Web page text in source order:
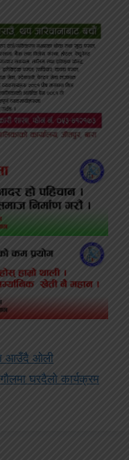
आउँदै ओली
घरदैलो कार्यक्रम